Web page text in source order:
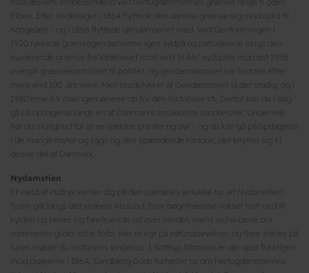
Elben. Efter nederlaget i 1864 flyttede den danske grænse sig mod nord til
Kongeåen - og i 1866 flyttede gendarmeriet med. Ved Genforeningen i
1920 rykkede grænsegendarmerne igen sydpå og patruljerede langs den
nuværende grænse fra Vadehavet mod vest til Als’ sydspids mod øst 1958
overgik grænsekontrollen til politiet, og gendarmkorpset var historie efter
mere end 100 års virke. Men brudstykker af Gendarmstien lå der stadig, og i
1980’erne fi k man igen øjnene op for den historiske sti. Derfor kan du i dag
gå på opdagelse langs en af Danmarks smukkeste vandreruter. Undervejs
har du mulighed for at se sjældne planter og dyr – og du kan gå på opdagelse
i de mange myter og sagn og den spændende historie, der knytter sig til
denne del af Danmark.
Nydamstien
Et væld af indtryk venter dig på den særdeles smukke tur ad Nydamstien.
Turen går langs det snævre Alssund, hvor bøgetræerne vokser helt ned til
kysten og læner sig faretruende ud over vandet, mens sejlskibene om
sommeren glider stille forbi. Her er rigt på naturoplevelser, og flere steder på
turen møder du historiens vingesus. I Sottrup Storskov er der spor fra krigen
mod prøjserne i 1864, Sandbjerg Gods fortæller os om hertugdømmernes